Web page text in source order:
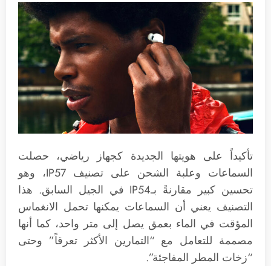
تأكيداً على هويتها الجديدة كجهاز رياضي، حصلت
السماعات وعلبة الشحن على تصنيف IP57، وهو
تحسين كبير مقارنةً بـIP54 في الجيل السابق. هذا
التصنيف يعني أن السماعات يمكنها تحمل الانغماس
المؤقت في الماء بعمق يصل إلى متر واحد، كما أنها
مصممة للتعامل مع “التمارين الأكثر تعرقاً” وحتى
“زخات المطر المفاجئة”.